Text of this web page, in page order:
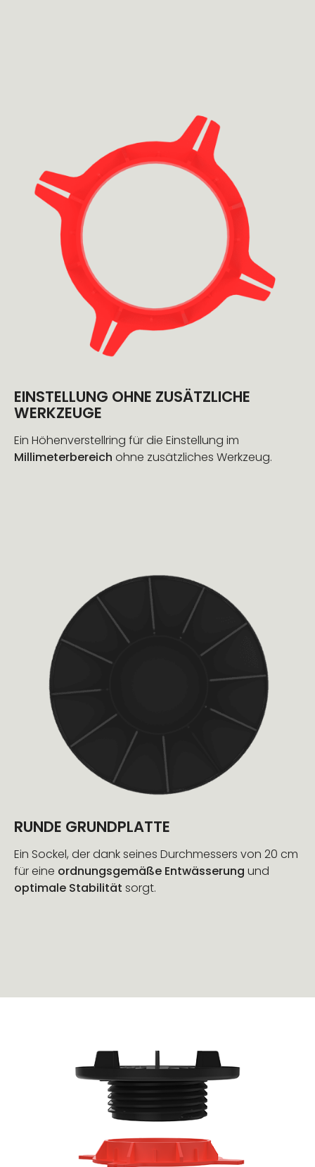
EINSTELLUNG OHNE ZUSÄTZLICHE
WERKZEUGE
Ein Höhenverstellring für die Einstellung im
Millimeterbereich ohne zusätzliches Werkzeug.
RUNDE GRUNDPLATTE
Ein Sockel, der dank seines Durchmessers von 20 cm
für eine ordnungsgemäße Entwässerung und
optimale Stabilität sorgt.